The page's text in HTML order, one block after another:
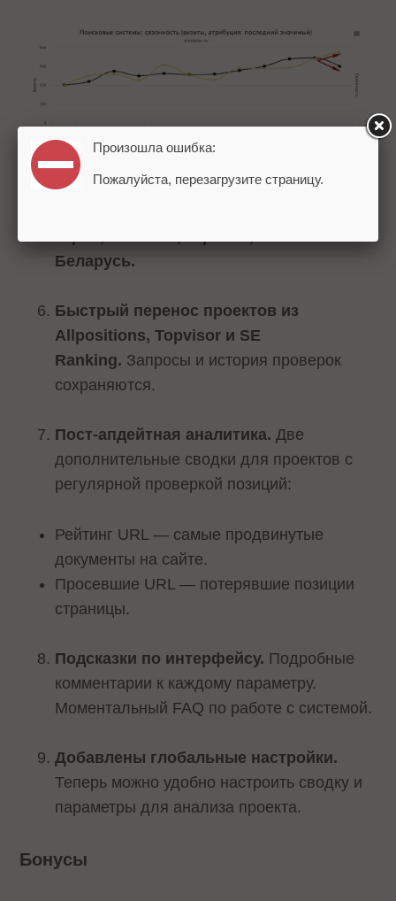
Беларусь.
Быстрый перенос проектов из
Allpositions, Topvisor и SE
Ranking. Запросы и история проверок
сохраняются.
Пост-апдейтная аналитика. Две
дополнительные сводки для проектов с
регулярной проверкой позиций:
Рейтинг URL — самые продвинутые
документы на сайте.
Просевшие URL — потерявшие позиции
страницы.
Подсказки по интерфейсу. Подробные
комментарии к каждому параметру.
Моментальный FAQ по работе с системой.
Добавлены глобальные настройки.
Теперь можно удобно настроить сводку и
параметры для анализа проекта.
Бонусы
Произошла ошибка:
Пожалуйста, перезагрузите страницу.